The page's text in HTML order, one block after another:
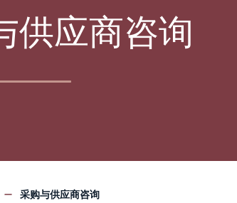
供应商咨询
采购与供应商咨询